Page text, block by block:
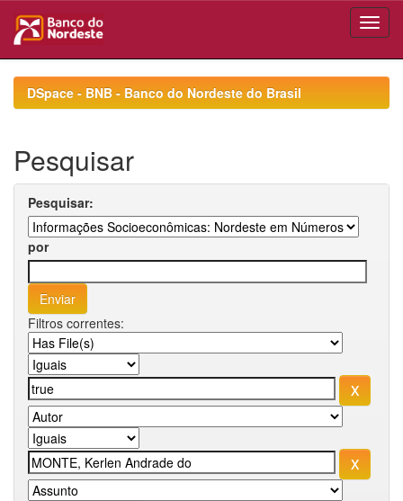
navigationDSpace - BNB - Banco do Nordeste do Brasil
Pesquisar
Pesquisar:
por
Filtros correntes: